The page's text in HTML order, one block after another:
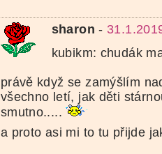
sharon -
kubikm: chudák
právě když se zamýšlím
všechno letí, jak děti
smutno.....
a proto asi mi to tu přijde